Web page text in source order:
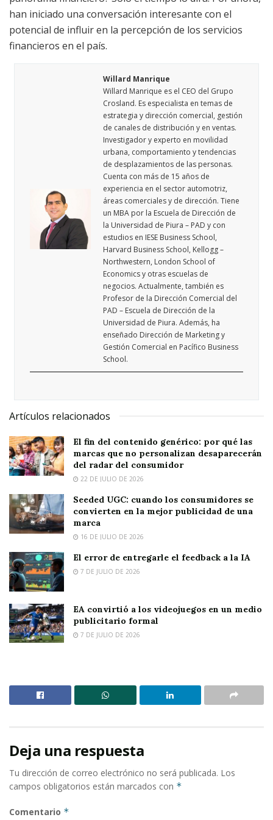
han iniciado una conversación interesante con el
potencial de influir en la percepción de los servicios
financieros en el país.
Willard Manrique
Willard Manrique es el CEO del Grupo
Crosland. Es especialista en temas de
estrategia y dirección comercial, gestión
de canales de distribución y en ventas.
Investigador y experto en movilidad
urbana, comportamiento y tendencias
de desplazamientos de las personas.
Cuenta con más de 15 años de
experiencia en el sector automotriz,
áreas comerciales y de dirección. Tiene
un MBA por la Escuela de Dirección de
la Universidad de Piura – PAD y con
estudios en IESE Business School,
Harvard Business School, Kellogg –
Northwestern, London School of
Economics y otras escuelas de
negocios. Actualmente, también es
Profesor de la Dirección Comercial del
PAD – Escuela de Dirección de la
Universidad de Piura. Además, ha
enseñado Dirección de Marketing y
Gestión Comercial en Pacífico Business
School.
Artículos relacionados
El fin del contenido genérico: por qué las
marcas que no personalizan desaparecerán
del radar del consumidor
22 DE JULIO DE 2026
Seeded UGC: cuando los consumidores se
convierten en la mejor publicidad de una
marca
16 DE JULIO DE 2026
El error de entregarle el feedback a la IA
7 DE JULIO DE 2026
EA convirtió a los videojuegos en un medio
publicitario formal
7 DE JULIO DE 2026
Deja una respuesta
Tu dirección de correo electrónico no será publicada. Los
campos obligatorios están marcados con *
Comentario *